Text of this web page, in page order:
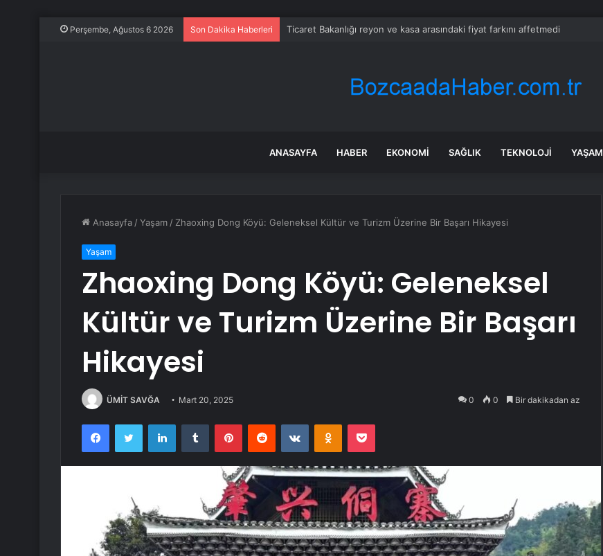
Perşembe, Ağustos 6 2026 Son Dakika Haberleri Ticaret Bakanlığı reyon ve kasa arasındaki fiyat farkını affetmedi
ANASAYFA HABER EKONOMI SAĞLIK TEKNOLOJI YAŞAM
Anasayfa /Yaşam / Zhaoxing Dong Köyü: Geleneksel Kültür ve Turizm Üzerine Bir Başarı Hikayesi
Yaşam
Zhaoxing Dong Köyü: Geleneksel
Kültür ve Turizm Üzerine Bir Başarı
Hikayesi
ÜMİT SAVĞA Mart 20, 2025 0 0 Bir dakikadan az
FacebookTwitter LinkedInTumblr PinterestReddit VKontakteOdnoklassniki
Pocket